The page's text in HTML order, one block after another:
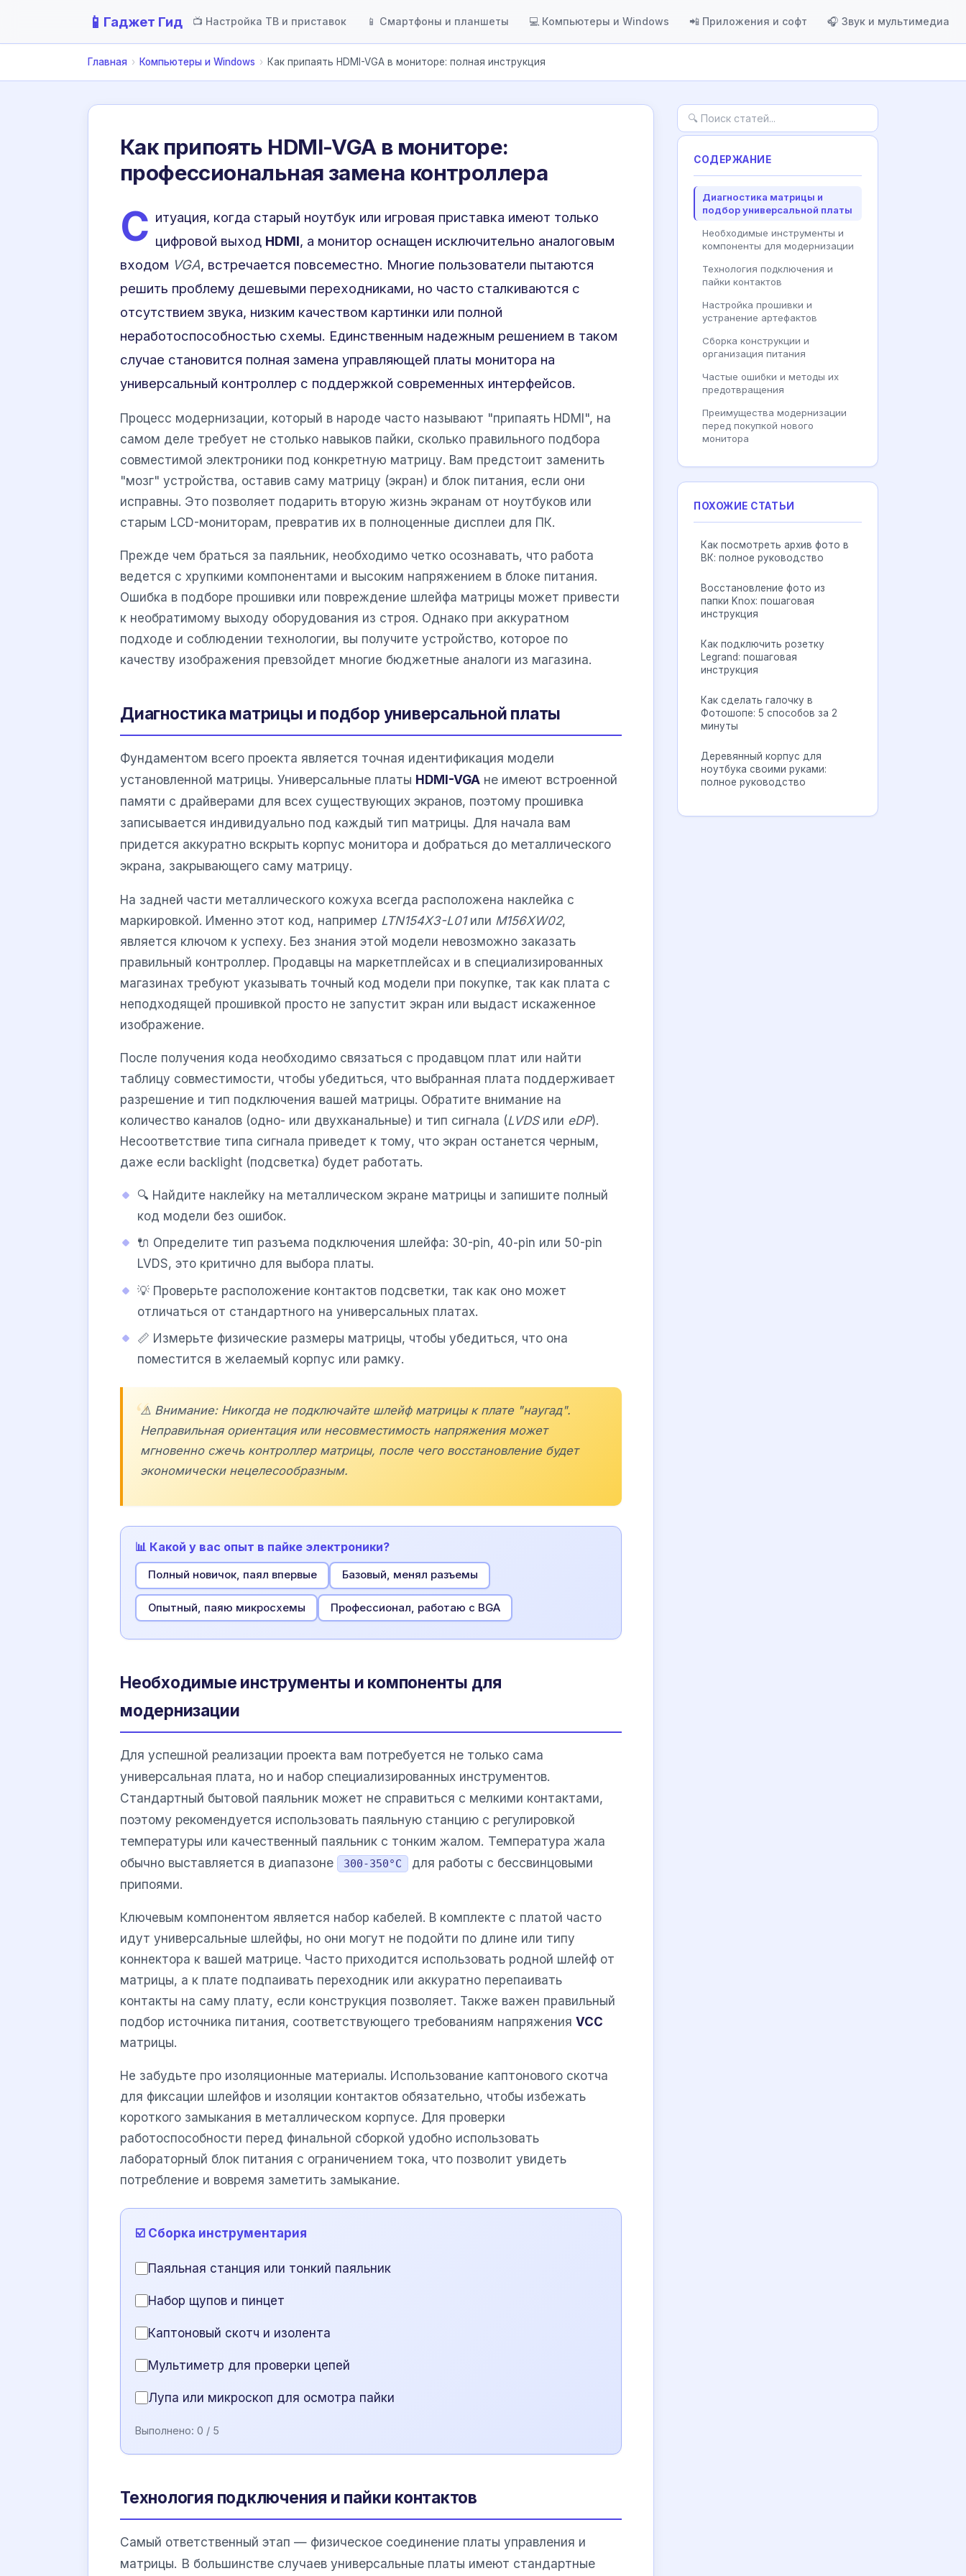
📱 Гаджет Гид 📺 Настройка ТВ и приставок 📱 Смартфоны и планшеты 💻 Компьютеры и Windows 📲 Приложения и софт 🎧 Звук и мультимедиа
Главная › Компьютеры и Windows › Как припаять HDMI-VGA в мониторе: полная инструкция
Как припоять HDMI-VGA в мониторе:
профессиональная замена контроллера
С итуация, когда старый ноутбук или игровая приставка имеют только
цифровой выход HDMI, а монитор оснащен исключительно аналоговым
входом VGA, встречается повсеместно. Многие пользователи пытаются
решить проблему дешевыми переходниками, но часто сталкиваются с
отсутствием звука, низким качеством картинки или полной
неработоспособностью схемы. Единственным надежным решением в таком
случае становится полная замена управляющей платы монитора на
универсальный контроллер с поддержкой современных интерфейсов.
Процесс модернизации, который в народе часто называют "припаять HDMI", на
самом деле требует не столько навыков пайки, сколько правильного подбора
совместимой электроники под конкретную матрицу. Вам предстоит заменить
"мозг" устройства, оставив саму матрицу (экран) и блок питания, если они
исправны. Это позволяет подарить вторую жизнь экранам от ноутбуков или
старым LCD-мониторам, превратив их в полноценные дисплеи для ПК.
Прежде чем браться за паяльник, необходимо четко осознавать, что работа
ведется с хрупкими компонентами и высоким напряжением в блоке питания.
Ошибка в подборе прошивки или повреждение шлейфа матрицы может привести
к необратимому выходу оборудования из строя. Однако при аккуратном
подходе и соблюдении технологии, вы получите устройство, которое по
качеству изображения превзойдет многие бюджетные аналоги из магазина.
Диагностика матрицы и подбор универсальной платы
Фундаментом всего проекта является точная идентификация модели
установленной матрицы. Универсальные платы HDMI-VGA не имеют встроенной
памяти с драйверами для всех существующих экранов, поэтому прошивка
записывается индивидуально под каждый тип матрицы. Для начала вам
придется аккуратно вскрыть корпус монитора и добраться до металлического
экрана, закрывающего саму матрицу.
На задней части металлического кожуха всегда расположена наклейка с
маркировкой. Именно этот код, например LTN154X3-L01или M156XW02,
является ключом к успеху. Без знания этой модели невозможно заказать
правильный контроллер. Продавцы на маркетплейсах и в специализированных
магазинах требуют указывать точный код модели при покупке, так как плата с
неподходящей прошивкой просто не запустит экран или выдаст искаженное
изображение.
После получения кода необходимо связаться с продавцом плат или найти
таблицу совместимости, чтобы убедиться, что выбранная плата поддерживает
разрешение и тип подключения вашей матрицы. Обратите внимание на
количество каналов (одно- или двухканальные) и тип сигнала (LVDSили eDP).
Несоответствие типа сигнала приведет к тому, что экран останется черным,
даже если backlight (подсветка) будет работать.
🔍 Найдите наклейку на металлическом экране матрицы и запишите полный
код модели без ошибок.
🔌 Определите тип разъема подключения шлейфа: 30-pin, 40-pin или 50-pin
LVDS, это критично для выбора платы.
💡 Проверьте расположение контактов подсветки, так как оно может
отличаться от стандартного на универсальных платах.
📏 Измерьте физические размеры матрицы, чтобы убедиться, что она
поместится в желаемый корпус или рамку.
⚠️ Внимание: Никогда не подключайте шлейф матрицы к плате "наугад".
Неправильная ориентация или несовместимость напряжения может
мгновенно сжечь контроллер матрицы, после чего восстановление будет
экономически нецелесообразным.
📊 Какой у вас опыт в пайке электроники?
Полный новичок, паял впервые Базовый, менял разъемы
Опытный, паяю микросхемы Профессионал, работаю с BGA
Необходимые инструменты и компоненты для
модернизации
Для успешной реализации проекта вам потребуется не только сама
универсальная плата, но и набор специализированных инструментов.
Стандартный бытовой паяльник может не справиться с мелкими контактами,
поэтому рекомендуется использовать паяльную станцию с регулировкой
температуры или качественный паяльник с тонким жалом. Температура жала
обычно выставляется в диапазоне
300-350°C
для работы с бессвинцовыми
припоями.
Ключевым компонентом является набор кабелей. В комплекте с платой часто
идут универсальные шлейфы, но они могут не подойти по длине или типу
коннектора к вашей матрице. Часто приходится использовать родной шлейф от
матрицы, а к плате подпаивать переходник или аккуратно перепаивать
контакты на саму плату, если конструкция позволяет. Также важен правильный
подбор источника питания, соответствующего требованиям напряжения VCC
матрицы.
Не забудьте про изоляционные материалы. Использование каптонового скотча
для фиксации шлейфов и изоляции контактов обязательно, чтобы избежать
короткого замыкания в металлическом корпусе. Для проверки
работоспособности перед финальной сборкой удобно использовать
лабораторный блок питания с ограничением тока, что позволит увидеть
потребление и вовремя заметить замыкание.
☑️ Сборка инструментария
Паяльная станция или тонкий паяльник
Набор щупов и пинцет
Каптоновый скотч и изолента
Мультиметр для проверки цепей
Лупа или микроскоп для осмотра пайки
Выполнено: 0 / 5
Технология подключения и пайки контактов
Самый ответственный этап — физическое соединение платы управления и
матрицы. В большинстве случаев универсальные платы имеют стандартные
СОДЕРЖАНИЕ
Диагностика матрицы и
подбор универсальной платы
Необходимые инструменты и
компоненты для модернизации
Технология подключения и
пайки контактов
Настройка прошивки и
устранение артефактов
Сборка конструкции и
организация питания
Частые ошибки и методы их
предотвращения
Преимущества модернизации
перед покупкой нового
монитора
ПОХОЖИЕ СТАТЬИ
Как посмотреть архив фото в
ВК: полное руководство
Восстановление фото из
папки Knox: пошаговая
инструкция
Как подключить розетку
Legrand: пошаговая
инструкция
Как сделать галочку в
Фотошопе: 5 способов за 2
минуты
Деревянный корпус для
ноутбука своими руками:
полное руководство